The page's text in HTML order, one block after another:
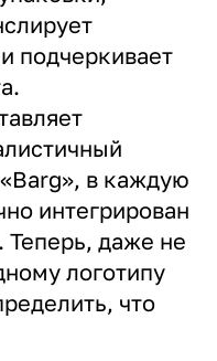
подчеркивает
в каждую
интегрирован
Теперь, даже не
логотипу
что